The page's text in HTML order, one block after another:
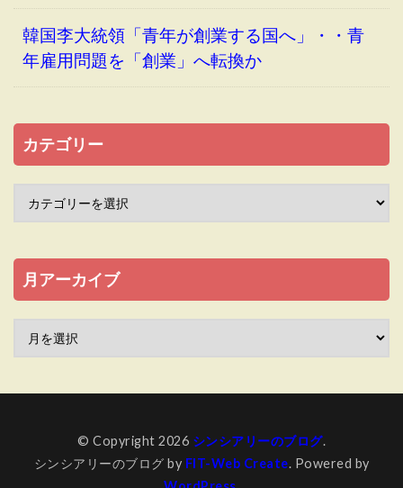
韓国李大統領「青年が創業する国へ」・・青
年雇用問題を「創業」へ転換か
カテゴリー
月アーカイブ
© Copyright 2026 シンシアリーのブログ.
シンシアリーのブログ by FIT-Web Create. Powered by